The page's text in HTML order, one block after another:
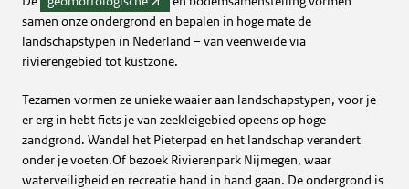
samen onze ondergrond en bepalen in hoge mate de
landschapstypen in Nederland – van veenweide via
rivierengebied tot kustzone.
Tezamen vormen ze unieke waaier aan landschapstypen, voor je
er erg in hebt fiets je van zeekleigebied opeens op hoge
zandgrond. Wandel het Pieterpad en het landschap verandert
onder je voeten.Of bezoek Rivierenpark Nijmegen, waar
waterveiligheid en recreatie hand in hand gaan. De ondergrond is